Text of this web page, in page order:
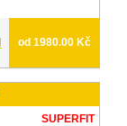
od 1980.00 Kč
SUPERFIT